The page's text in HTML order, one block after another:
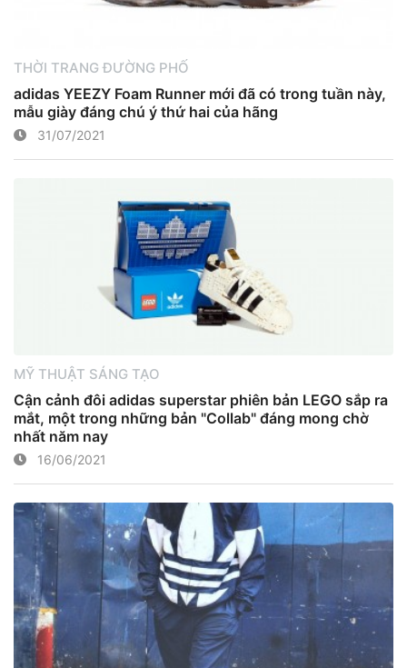
THỜI TRANG ĐƯỜNG PHỐ
adidas YEEZY Foam Runner mới đã có trong tuần này,
mẫu giày đáng chú ý thứ hai của hãng
31/07/2021
MỸ THUẬT SÁNG TẠO
Cận cảnh đôi adidas superstar phiên bản LEGO sắp ra
mắt, một trong những bản "Collab" đáng mong chờ
nhất năm nay
16/06/2021